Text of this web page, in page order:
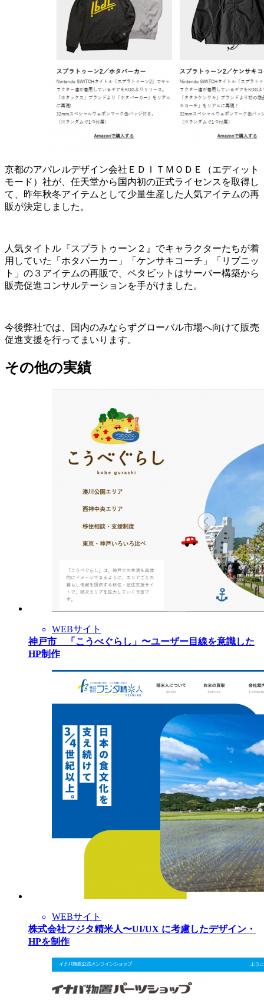
京都のアパレルデザイン会社ＥＤＩＴＭＯＤＥ（エディット
モード）社が、任天堂から国内初の正式ライセンスを取得し
て、昨年秋冬アイテムとして少量生産した人気アイテムの再
販が決定しました。
人気タイトル『スプラトゥーン２』でキャラクターたちが着
用していた「ホタパーカー」「ケンサキコーチ」「リブニッ
ト」の３アイテムの再販で、ペタビットはサーバー構築から
販売促進コンサルテーションを手がけました。
今後弊社では、国内のみならずグローバル市場へ向けて販売
促進支援を行ってまいります。
その他の実績
WEBサイト
神戸市 「こうべぐらし」〜ユーザー目線を意識した
HP制作
WEBサイト
株式会社フジタ精米人〜UI/UX に考慮したデザイン・
HPを制作